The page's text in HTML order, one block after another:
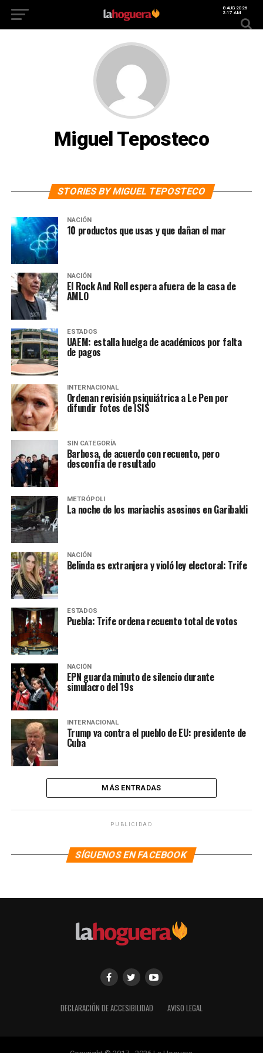
8 AUG 2026
2:17 AM
Miguel Teposteco
STORIES BY MIGUEL TEPOSTECO
NACIÓN
10 productos que usas y que dañan el mar
NACIÓN
El Rock And Roll espera afuera de la casa de
AMLO
ESTADOS
UAEM: estalla huelga de académicos por falta
de pagos
INTERNACIONAL
Ordenan revisión psiquiátrica a Le Pen por
difundir fotos de ISIS
SIN CATEGORÍA
Barbosa, de acuerdo con recuento, pero
desconfía de resultado
METRÓPOLI
La noche de los mariachis asesinos en Garibaldi
NACIÓN
Belinda es extranjera y violó ley electoral: Trife
ESTADOS
Puebla: Trife ordena recuento total de votos
NACIÓN
EPN guarda minuto de silencio durante
simulacro del 19s
INTERNACIONAL
Trump va contra el pueblo de EU: presidente de
Cuba
MÁS ENTRADAS
PUBLICIDAD
SÍGUENOS EN FACEBOOK
DECLARACIÓN DE ACCESIBILIDAD AVISO LEGAL